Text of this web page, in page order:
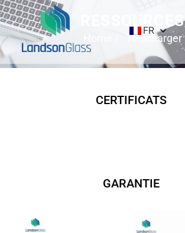
FR
RESSOURCES
/ Télécharger
CERTIFICATS
GARANTIE